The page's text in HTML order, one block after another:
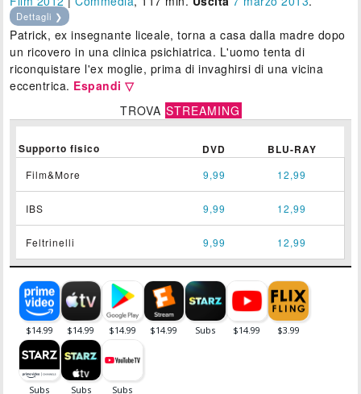
Dettagli ❯
Patrick, ex insegnante liceale, torna a casa dalla madre dopo
un ricovero in una clinica psichiatrica. L'uomo tenta di
riconquistare l'ex moglie, prima di invaghirsi di una vicina
eccentrica. Espandi ▽
TROVA STREAMING
Supporto fisico DVD BLU-RAY
Film&More 9,99 12,99
IBS 9,99 12,99
Feltrinelli 9,99 12,99